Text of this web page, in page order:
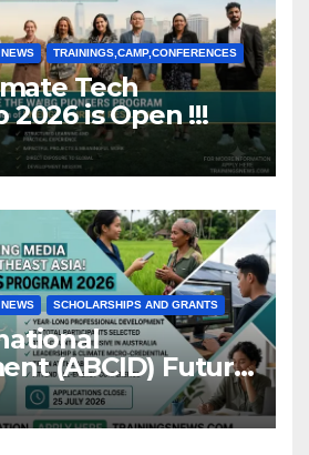
NEWS TRAININGS,CAMP,CONFERENCES
Tech
2026 is Open !!!
NEWS SCHOLARSHIPS AND GRANTS
(ABCID) Future
2026